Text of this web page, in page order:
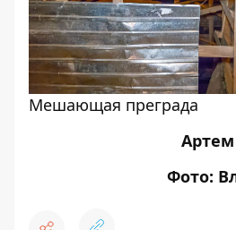
Мешающая преграда
Фото: